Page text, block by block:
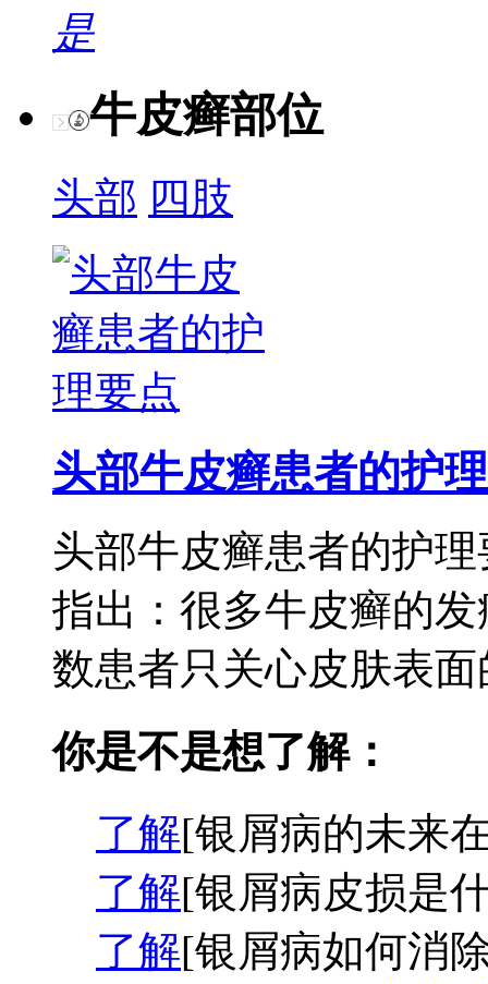
是
牛皮癣部位
头部 四肢
头部牛皮癣患者的护理
头部牛皮癣患者的护
指出：很多牛皮癣的
数患者只关心皮肤表
你是不是想了解：
了解[银屑病的未来
了解[银屑病皮损是
了解[银屑病如何消